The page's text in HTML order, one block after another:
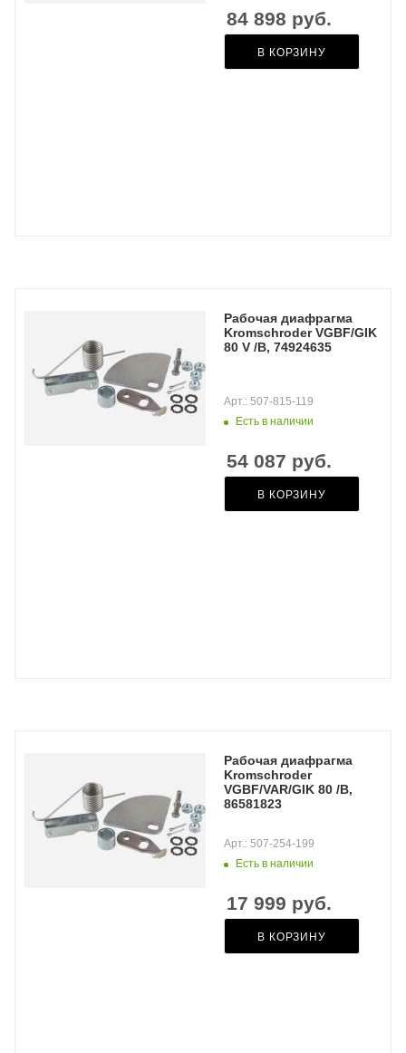
84 898 руб.
В КОРЗИНУ
Рабочая диафрагма
Kromschroder VGBF/GIK
80 V /B, 74924635
Есть в наличии
Арт.: 507-815-119
54 087 руб.
В КОРЗИНУ
Рабочая диафрагма
Kromschroder
VGBF/VAR/GIK 80 /B,
86581823
Есть в наличии
Арт.: 507-254-199
17 999 руб.
В КОРЗИНУ